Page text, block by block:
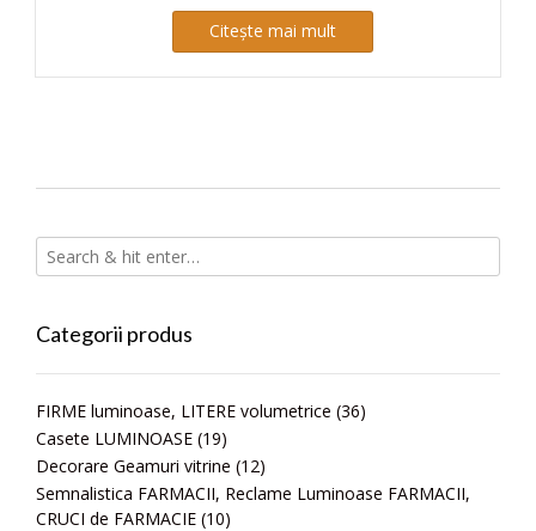
Citește mai mult
Categorii produs
FIRME luminoase, LITERE volumetrice (36)
Casete LUMINOASE (19)
Decorare Geamuri vitrine (12)
Semnalistica FARMACII, Reclame Luminoase FARMACII,
CRUCI de FARMACIE (10)